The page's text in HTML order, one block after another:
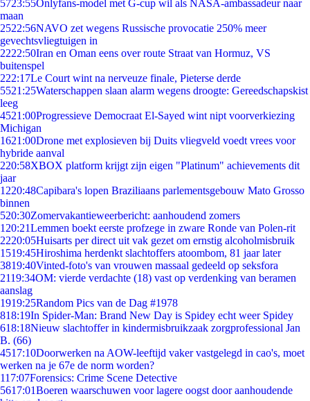
5723:55Onlyfans-model met G-cup wil als NASA-ambassadeur naar
maan
2522:56NAVO zet wegens Russische provocatie 250% meer
gevechtsvliegtuigen in
2222:50Iran en Oman eens over route Straat van Hormuz, VS
buitenspel
222:17Le Court wint na nerveuze finale, Pieterse derde
5521:25Waterschappen slaan alarm wegens droogte: Gereedschapskist
leeg
4521:00Progressieve Democraat El-Sayed wint nipt voorverkiezing
Michigan
1621:00Drone met explosieven bij Duits vliegveld voedt vrees voor
hybride aanval
220:58XBOX platform krijgt zijn eigen "Platinum" achievements dit
jaar
1220:48Capibara's lopen Braziliaans parlementsgebouw Mato Grosso
binnen
520:30Zomervakantieweerbericht: aanhoudend zomers
1 20:21Lemmen boekt eerste profzege in zware Ronde van Polen-rit
2220:05Huisarts per direct uit vak gezet om ernstig alcoholmisbruik
1519:45Hiroshima herdenkt slachtoffers atoombom, 81 jaar later
3819:40Vinted-foto's van vrouwen massaal gedeeld op seksfora
2119:34OM: vierde verdachte (18) vast op verdenking van beramen
aanslag
1919:25Random Pics van de Dag #1978
818:19In Spider-Man: Brand New Day is Spidey echt weer Spidey
618:18Nieuw slachtoffer in kindermisbruikzaak zorgprofessional Jan
B. (66)
4517:10Doorwerken na AOW-leeftijd vaker vastgelegd in cao's, moet
werken na je 67e de norm worden?
117:07Forensics: Crime Scene Detective
5617:01Boeren waarschuwen voor lagere oogst door aanhoudende